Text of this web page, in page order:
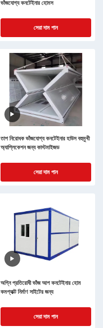
ভাঁজযোগ্য কনটেইনার হোমস
সেরা দাম পান
তাপ নিরোধক ভাঁজযোগ্য কনটেইনার হাউস বহুমুখী
অ্যাপ্লিকেশন জন্য কাস্টমাইজড
সেরা দাম পান
অগ্নি প্রতিরোধী ভাঁজ আপ কনটেইনার হোম
কমপ্যাক্ট নির্মাণ সাইটের জন্য
সেরা দাম পান